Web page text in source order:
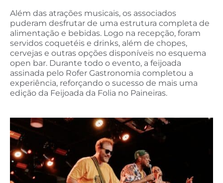
Além das atrações musicais, os associados
puderam desfrutar de uma estrutura completa de
alimentação e bebidas. Logo na recepção, foram
servidos coquetéis e drinks, além de chopes,
cervejas e outras opções disponíveis no esquema
open bar. Durante todo o evento, a feijoada
assinada pelo Rofer Gastronomia completou a
experiência, reforçando o sucesso de mais uma
edição da Feijoada da Folia no Paineiras.